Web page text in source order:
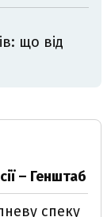
що від
– Генштаб
спеку